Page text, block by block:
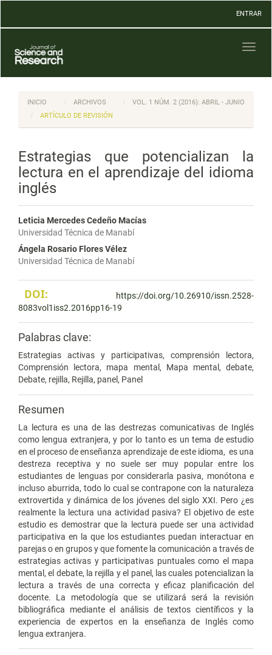
Contenido
Barra
lateral
ENTRAR
INICIO ARCHIVOS
VOL. 1 NÚM. 2 (2016): ABRIL - JUNIO
ARTÍCULO DE REVISIÓN
Estrategias que potencializan la
lectura en el aprendizaje del idioma
inglés
Leticia Mercedes Cedeño Macías
Universidad Técnica de Manabí
Ángela Rosario Flores Vélez
Universidad Técnica de Manabí
DOI:
https://doi.org/10.26910/issn.2528-
8083vol1iss2.2016pp16-19
Palabras clave:
Estrategias activas y participativas, comprensión lectora,
Comprensión lectora, mapa mental, Mapa mental, debate,
Debate, rejilla, Rejilla, panel, Panel
Resumen
La lectura es una de las destrezas comunicativas de Inglés
como lengua extranjera, y por lo tanto es un tema de estudio
en el proceso de enseñanza aprendizaje de este idioma, es una
destreza receptiva y no suele ser muy popular entre los
estudiantes de lenguas por considerarla pasiva, monótona e
incluso aburrida, todo lo cual se contrapone con la naturaleza
extrovertida y dinámica de los jóvenes del siglo XXI. Pero ¿es
realmente la lectura una actividad pasiva? El objetivo de este
estudio es demostrar que la lectura puede ser una actividad
participativa en la que los estudiantes puedan interactuar en
parejas o en grupos y que fomente la comunicación a través de
estrategias activas y participativas puntuales como el mapa
mental, el debate, la rejilla y el panel, las cuales potencializan la
lectura a través de una correcta y eficaz planificación del
docente. La metodología que se utilizará será la revisión
bibliográfica mediante el análisis de textos científicos y la
experiencia de expertos en la enseñanza de Inglés como
lengua extranjera.